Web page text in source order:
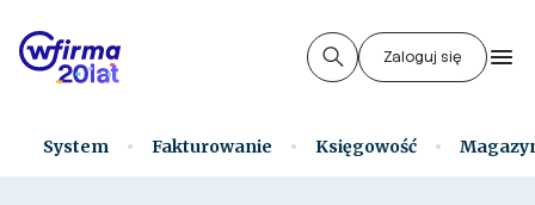
Zaloguj się
System Fakturowanie Księgowość